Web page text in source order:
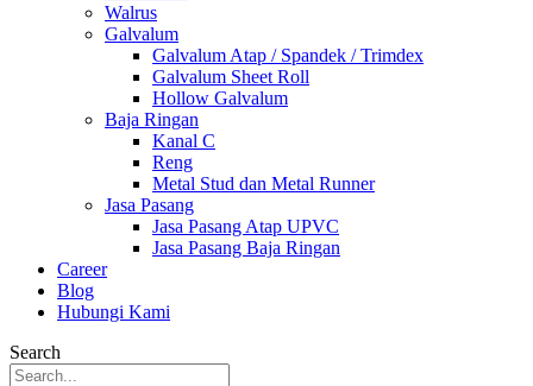
Walrus
Galvalum
Galvalum Atap / Spandek / Trimdex
Galvalum Sheet Roll
Hollow Galvalum
Baja Ringan
Kanal C
Reng
Metal Stud dan Metal Runner
Jasa Pasang
Jasa Pasang Atap UPVC
Jasa Pasang Baja Ringan
Career
Blog
Hubungi Kami
Search